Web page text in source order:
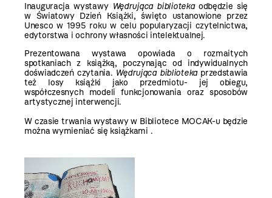
Inauguracja wystawy Wędrująca biblioteka odbędzie się
w Światowy Dzień Książki, święto ustanowione przez
Unesco w 1995 roku w celu popularyzacji czytelnictwa,
edytorstwa i ochrony własności intelektualnej.
Prezentowana wystawa opowiada o rozmaitych
spotkaniach z książką, poczynając od indywidualnych
doświadczeń czytania. Wędrująca biblioteka przedstawia
też losy książki jako przedmiotu- jej obiegu,
współczesnych modeli funkcjonowania oraz sposobów
artystycznej interwencji.
W czasie trwania wystawy w Bibliotece MOCAK-u będzie
można wymieniać się książkami .